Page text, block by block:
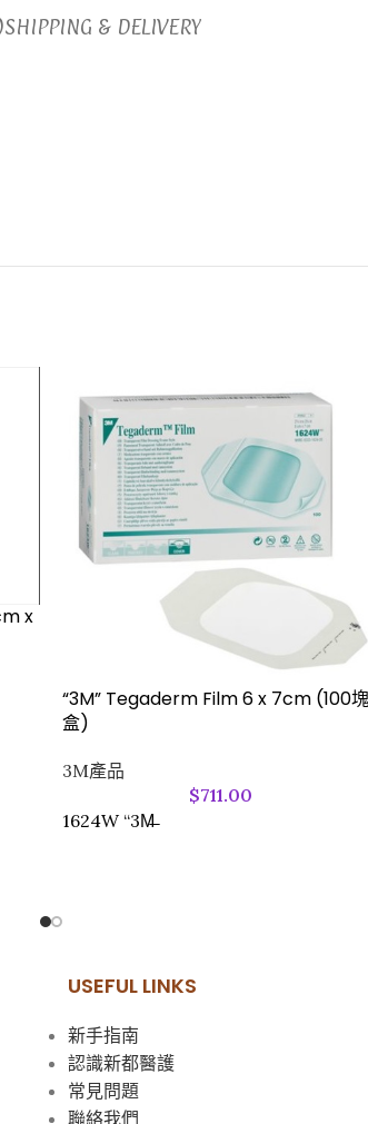
SHIPPING & DELIVERY
x
“3M” Tegaderm Film 6 x 7cm (100
盒)
3M產品
$711.00
1624W “3M̶
USEFUL LINKS
新手指南
認識新都醫護
常見問題
聯絡我們